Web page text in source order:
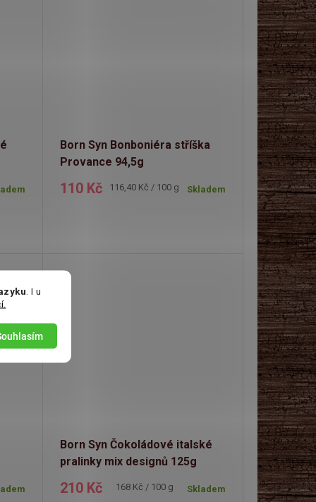
. I u
Born Syn Bonboniéra stříška
Provance 94,5g
110 Kč
Měrná
116,40 Kč / 100 g Skladem
Born Syn Čokoládové italské
pralinky mix designů 125g
210 Kč
Měrná
168 Kč / 100 g Skladem